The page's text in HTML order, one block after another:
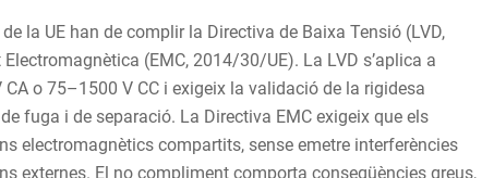
la UE han de complir la Directiva de Baixa Tensió (LVD,
(EMC, 2014/30/UE). La LVD s’aplica a
o 75–1500 V CC i exigeix la validació de la rigidesa
fuga i de separació. La Directiva EMC exigeix que els
electromagnètics compartits, sense emetre interferències
externes. El no compliment comporta conseqüències greus,